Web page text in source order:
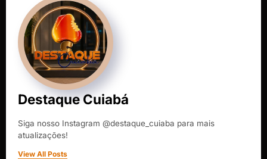
Destaque Cuiabá
Siga nosso Instagram @destaque_cuiaba para mais
atualizações!
View All Posts